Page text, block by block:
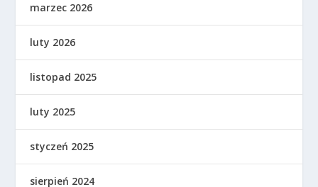
marzec 2026
luty 2026
listopad 2025
luty 2025
styczeń 2025
sierpień 2024